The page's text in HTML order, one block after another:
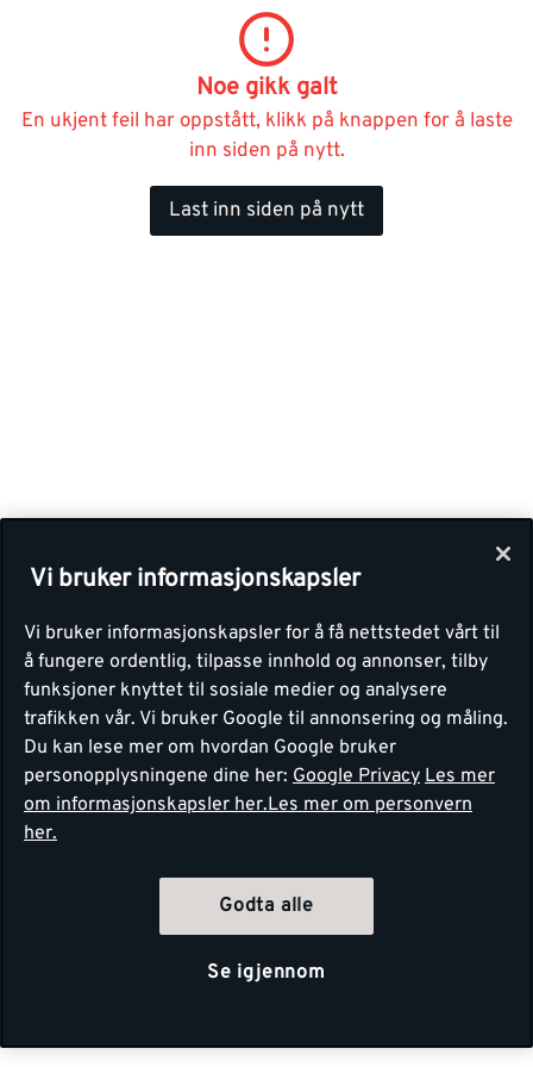
Noe gikk galt
En ukjent feil har oppstått, klikk på knappen for å laste
inn siden på nytt.
Last inn siden på nytt
Vi bruker informasjonskapsler
Vi bruker informasjonskapsler for å få nettstedet vårt til
å fungere ordentlig, tilpasse innhold og annonser, tilby
funksjoner knyttet til sosiale medier og analysere
trafikken vår. Vi bruker Google til annonsering og måling.
Du kan lese mer om hvordan Google bruker
personopplysningene dine her: Google Privacy Les mer
om informasjonskapsler her.Les mer om personvern
her.
Godta alle
Se igjennom